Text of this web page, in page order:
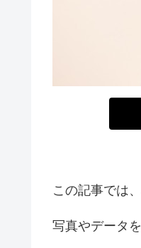
この記事では、
写真やデータ